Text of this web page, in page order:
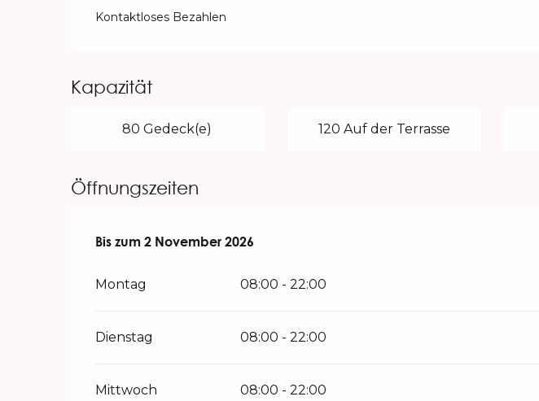
Kontaktloses Bezahlen
Kapazität
80 Gedeck(e) 120 Auf der Terrasse
Öffnungszeiten
vom3 April 2026bis zum2 November 2026
Bis zum 2 November 2026
Montag 08:00 - 22:00
Dienstag 08:00 - 22:00
Mittwoch 08:00 - 22:00